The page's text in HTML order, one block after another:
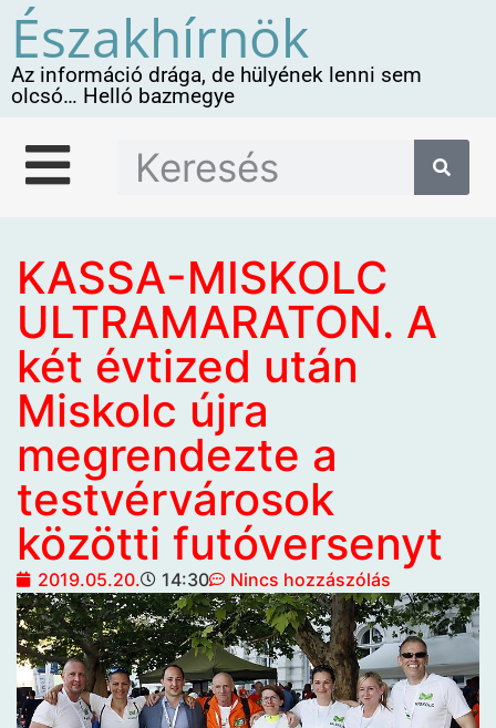
Északhírnök
Az információ drága, de hülyének lenni sem
olcsó… Helló bazmegye
KASSA-MISKOLC
ULTRAMARATON. A
két évtized után
Miskolc újra
megrendezte a
testvérvárosok
közötti futóversenyt
2019.05.20. 14:30 Nincs hozzászólás